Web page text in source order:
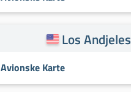
Los Andjeles
Avionske Karte